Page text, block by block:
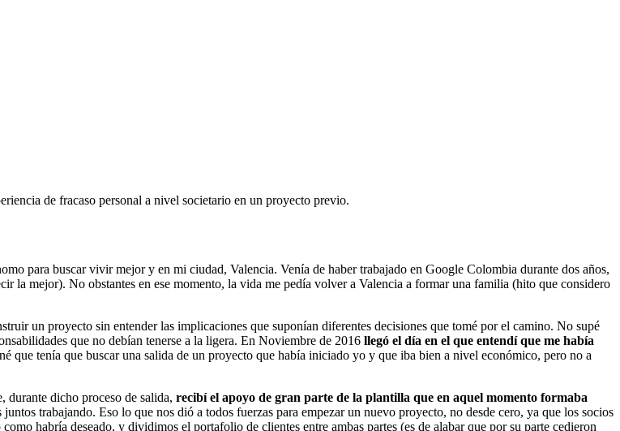
de fracaso personal a nivel societario en un proyecto previo.
para buscar vivir mejor y en mi ciudad, Valencia. Venía de haber trabajado en Google Colombia durante dos años,
la mejor). No obstantes en ese momento, la vida me pedía volver a Valencia a formar una familia (hito que considero
un proyecto sin entender las implicaciones que suponían diferentes decisiones que tomé por el camino. No supé
que no debían tenerse a la ligera. En Noviembre de 2016 llegó el día en el que entendí que me había
que tenía que buscar una salida de un proyecto que había iniciado yo y que iba bien a nivel económico, pero no a
durante dicho proceso de salida, recibí el apoyo de gran parte de la plantilla que en aquel momento formaba
trabajando. Eso lo que nos dió a todos fuerzas para empezar un nuevo proyecto, no desde cero, ya que los socios
habría deseado, y dividimos el portafolio de clientes entre ambas partes (es de alabar que por su parte cedieron